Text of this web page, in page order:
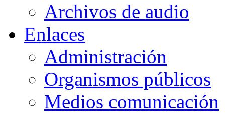
Archivos de audio
Enlaces
Administración
Organismos públicos
Medios comunicación